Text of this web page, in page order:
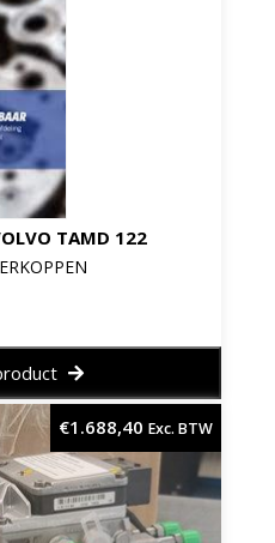
TAMD 122
€1.688,40 Exc. BTW